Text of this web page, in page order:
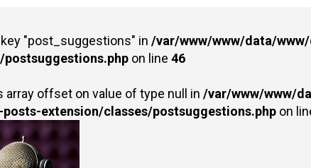
"post_suggestions" in /var/www/www/data/
on line 46
array offset on value of type null in /var/www/www/
extension/classes/postsuggestions.phpon